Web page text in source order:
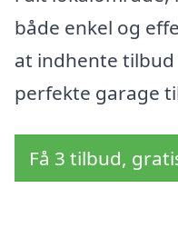
både enkel og
at indhente
perfekte garage
Få 3 tilbud,